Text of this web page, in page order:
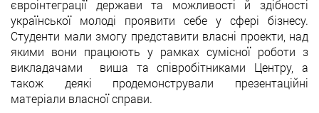
євроінтеграції держави та можливості й здібності
української молоді проявити себе у сфері бізнесу.
Студенти мали змогу представити власні проекти, над
якими вони працюють у рамках сумісної роботи з
викладачами виша та співробітниками Центру, а
також деякі продемонстрували презентаційні
матеріали власної справи.